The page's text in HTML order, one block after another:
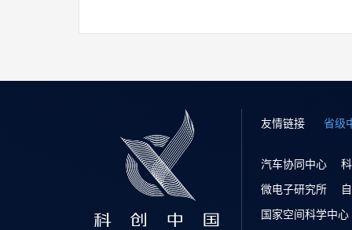
友情链接 省级
汽车协同中心
微电子研究所
国家空间科学中心